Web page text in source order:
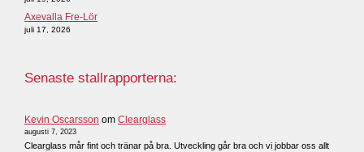
Axevalla Fre-Lör
juli 17, 2026
Senaste stallrapporterna:
Kevin Oscarsson om Clearglass
augusti 7, 2023
Clearglass mår fint och tränar på bra. Utveckling går bra och vi jobbar oss allt